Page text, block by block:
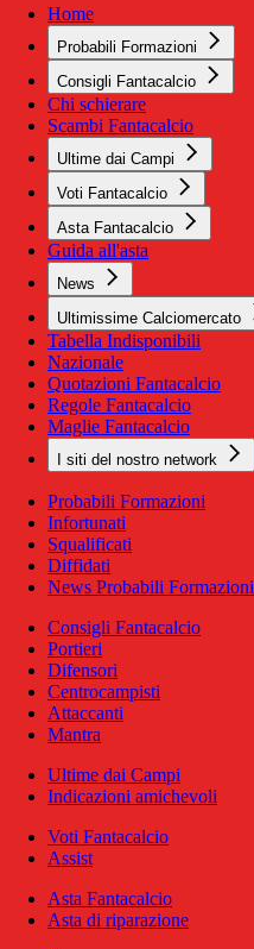
Home
Probabili Formazioni
Consigli Fantacalcio
Chi schierare
Scambi Fantacalcio
Ultime dai Campi
Voti Fantacalcio
Asta Fantacalcio
Guida all'asta
News
Ultimissime Calciomercato
Tabella Indisponibili
Nazionale
Quotazioni Fantacalcio
Regole Fantacalcio
Maglie Fantacalcio
I siti del nostro network
Probabili Formazioni
Infortunati
Squalificati
Diffidati
News Probabili Formazioni
Consigli Fantacalcio
Portieri
Difensori
Centrocampisti
Attaccanti
Mantra
Ultime dai Campi
Indicazioni amichevoli
Voti Fantacalcio
Assist
Asta Fantacalcio
Asta di riparazione